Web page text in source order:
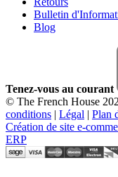
Bulletin
Blog
Tenez-vous au courant
© The French House
conditions | Légal | Plan
Création de site e-
ERP